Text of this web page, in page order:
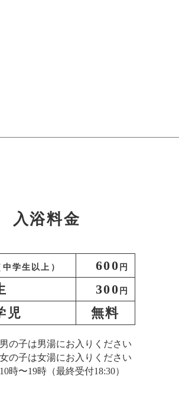
入浴料金
中学生以上） 600 円
300 円
児 無料
の子は男湯にお入りください
の子は女湯にお入りください
時〜19時（最終受付18:30）